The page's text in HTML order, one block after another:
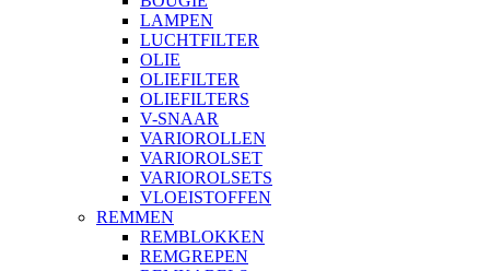
LAMPEN
LUCHTFILTER
OLIE
OLIEFILTER
OLIEFILTERS
V-SNAAR
VARIOROLLEN
VARIOROLSET
VARIOROLSETS
VLOEISTOFFEN
REMMEN
REMBLOKKEN
REMGREPEN